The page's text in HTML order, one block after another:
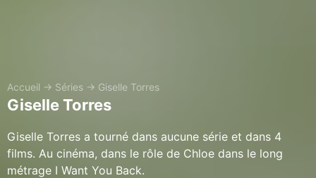
Accueil → Séries → Giselle Torres
Giselle Torres
Giselle Torres a tourné dans aucune série et dans 4
films. Au cinéma, dans le rôle de Chloe dans le long
métrage I Want You Back.